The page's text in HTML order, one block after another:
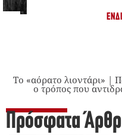
Το «αόρατο λιοντάρι» |
ο τρόπος που
Πρόσφατα